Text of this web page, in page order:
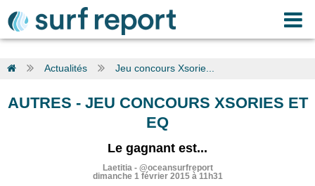
Actualités Jeu concours Xsorie...
AUTRES - JEU CONCOURS XSORIES ET
EQ
Le gagnant est...
Laetitia- @oceansurfreport
dimanche 1 février 2015 à 11h31